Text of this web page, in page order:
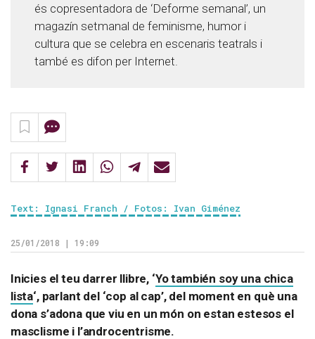
és copresentadora de ‘Deforme semanal’, un
magazín setmanal de feminisme, humor i
cultura que se celebra en escenaris teatrals i
també es difon per Internet.
Text: Ignasi Franch / Fotos: Ivan Giménez
25/01/2018 | 19:09
Inicies el teu darrer llibre, ‘Yo también soy una chica
lista‘, parlant del ‘cop al cap’, del moment en què una
dona s’adona que viu en un món on estan estesos el
masclisme i l’androcentrisme.